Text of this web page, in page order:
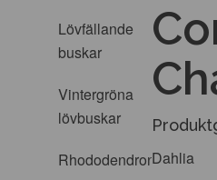
Lövfällande
buskar
Vintergröna
lövbuskar
RhododendronDahlia